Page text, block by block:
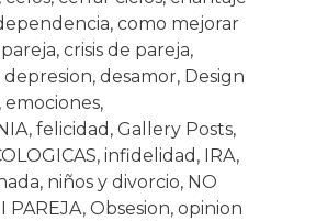
, como mejorar
, crisis de pareja,
depresion, desamor, Design
, emociones,
, felicidad , Gallery Posts,
, infidelidad , IRA,
, niños y divorcio, NO
PAREJA, Obsesion, opinion